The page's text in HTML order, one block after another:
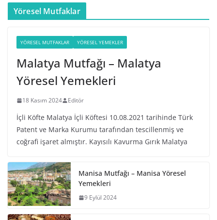
Yöresel Mutfaklar
YÖRESEL MUTFAKLAR YÖRESEL YEMEKLER
Malatya Mutfağı – Malatya
Yöresel Yemekleri
18 Kasım 2024 Editör
İçli Köfte Malatya İçli Köftesi 10.08.2021 tarihinde Türk
Patent ve Marka Kurumu tarafından tescillenmiş ve
coğrafi işaret almıştır. Kayısılı Kavurma Gırık Malatya
Manisa Mutfağı – Manisa Yöresel
Yemekleri
9 Eylül 2024